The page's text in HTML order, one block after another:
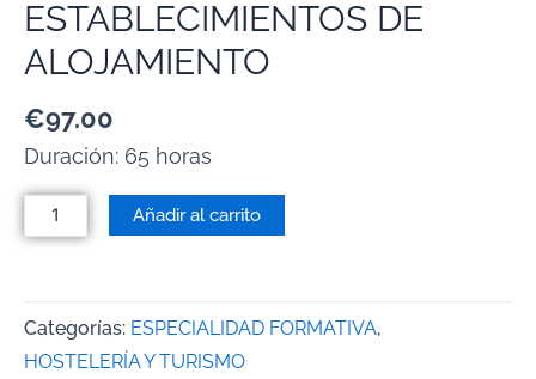
ESTABLECIMIENTOS DE
ALOJAMIENTO
€97.00
Duración: 65 horas
Añadir al carrito
Categorías: ESPECIALIDAD FORMATIVA,
HOSTELERÍA Y TURISMO